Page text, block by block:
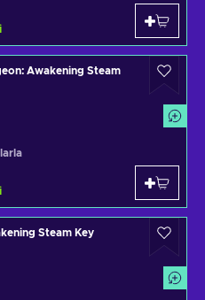
Awakening Steam
Steam Key